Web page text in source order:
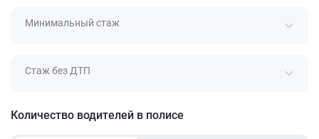
Минимальный стаж
Стаж без ДТП
Количество водителей в полисе